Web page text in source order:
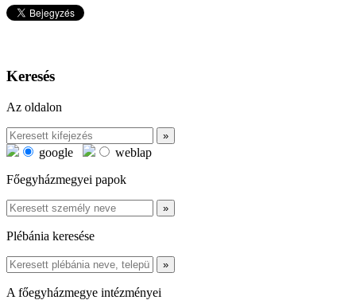
Keresés
Az oldalon
google
weblap
Főegyházmegyei papok
Plébánia keresése
A főegyházmegye intézményei